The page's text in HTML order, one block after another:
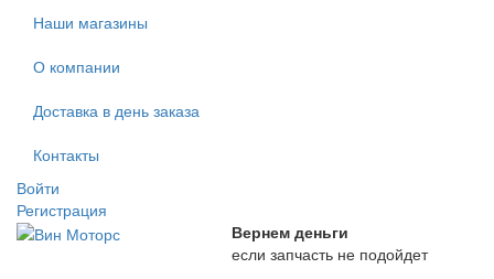
Наши магазины
О компании
Доставка в день заказа
Контакты
Войти
Регистрация
Вернем деньги
если запчасть не подойдет